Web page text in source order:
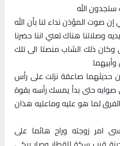
الله
إن صوت المؤذن نداء لنا بأن الله
وصلاتنا هناك تعني اننا حضرنا
وكان ذلك الشاب منصتا الى تلك
وأبيهما
الخامس3] وكأن حديثهما صاعقة نزلت على رأس
صوابه حتى بدأ يمسك رأسه بقوة
لما هو عليه وماعليه هذان
السادس1] تناسى امر زوجته وراح هائما على